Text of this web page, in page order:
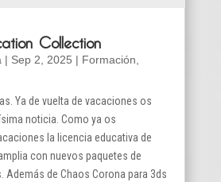
Collection
| Sep 2, 2025 | Formación
Ya de vuelta de vacaciones os
noticia. Como ya os
la licencia educativa de
con nuevos paquetes de
de Chaos Corona para 3ds